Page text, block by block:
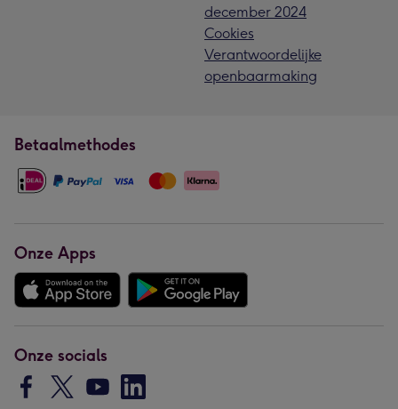
december 2024
Cookies
Verantwoordelijke
openbaarmaking
Betaalmethodes
Onze Apps
Onze socials